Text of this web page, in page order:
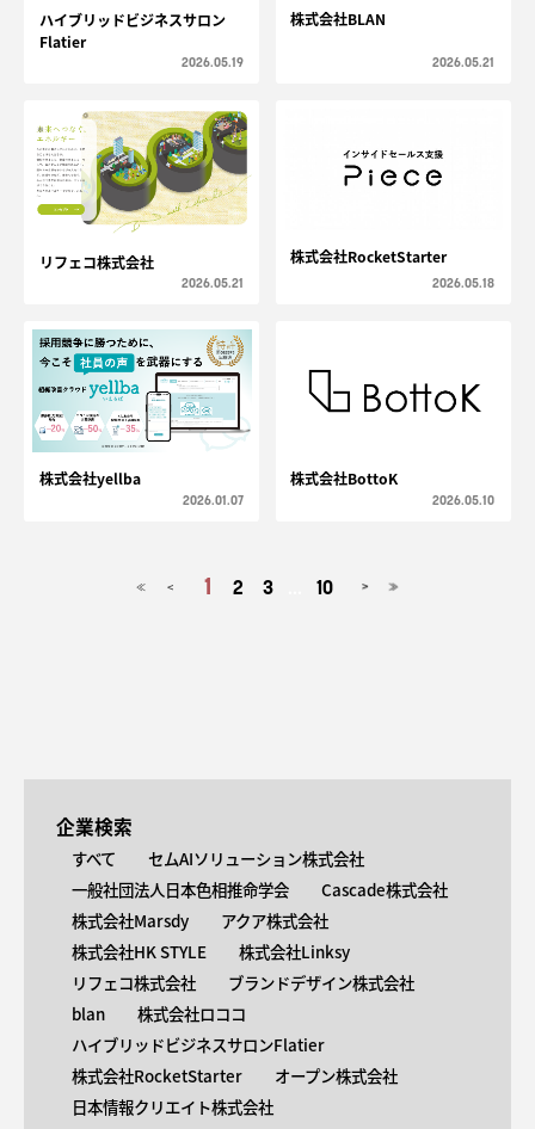
ハイブリッドビジネスサロン
Flatier
2026.05.19
株式会社BLAN
2026.05.21
リフェコ株式会社
2026.05.21
株式会社RocketStarter
2026.05.18
株式会社yellba
2026.01.07
株式会社BottoK
2026.05.10
≪ < 1 2 3 10 > ≫
企業検索
すべて
セムAIソリューション株式会社
一般社団法人日本色相推命学会
Cascade株式会社
株式会社Marsdy
アクア株式会社
株式会社HK STYLE
株式会社Linksy
リフェコ株式会社
ブランドデザイン株式会社
blan
株式会社ロココ
ハイブリッドビジネスサロンFlatier
株式会社RocketStarter
オープン株式会社
日本情報クリエイト株式会社